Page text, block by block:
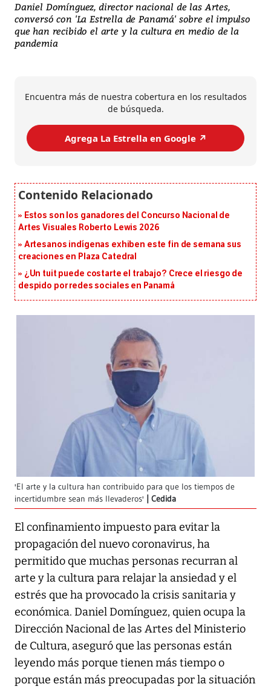
Daniel Domínguez, director nacional de las Artes,
conversó con 'La Estrella de Panamá' sobre el impulso
que han recibido el arte y la cultura en medio de la
pandemia
Encuentra más de nuestra cobertura en los resultados
de búsqueda.
Agrega La Estrella en Google ↗️
Estos son los ganadores del Concurso Nacional de
Artes Visuales Roberto Lewis 2026
Artesanos indígenas exhiben este fin de semana sus
creaciones en Plaza Catedral
¿Un tuit puede costarte el trabajo? Crece el riesgo de
despido por redes sociales en Panamá
'El arte y la cultura han contribuido para que los tiempos de
incertidumbre sean más llevaderos'
Cedida
El confinamiento impuesto para evitar la
propagación del nuevo coronavirus, ha
permitido que muchas personas recurran al
arte y la cultura para relajar la ansiedad y el
estrés que ha provocado la crisis sanitaria y
económica. Daniel Domínguez, quien ocupa la
Dirección Nacional de las Artes del Ministerio
de Cultura, aseguró que las personas están
leyendo más porque tienen más tiempo o
porque están más preocupadas por la situación